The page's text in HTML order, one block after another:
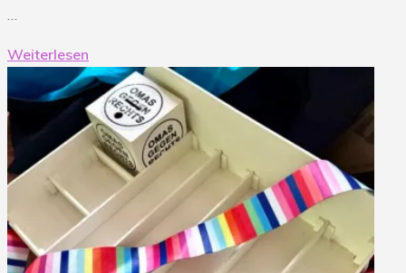
…
Weiterlesen
"NRW
Appell
–
Übergabe
der
113.383
Unterschriften